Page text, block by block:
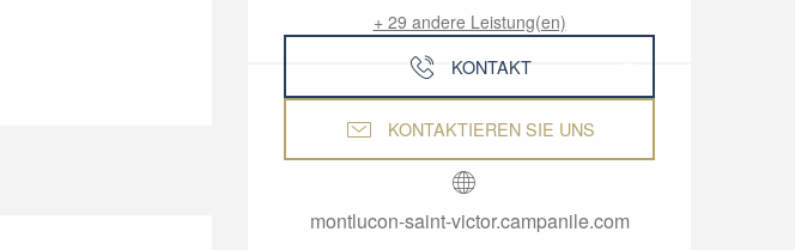
+ 29 andere Leistung(en)
KONTAKT
KONTAKTIEREN SIE UNS
montlucon-saint-victor.campanile.com